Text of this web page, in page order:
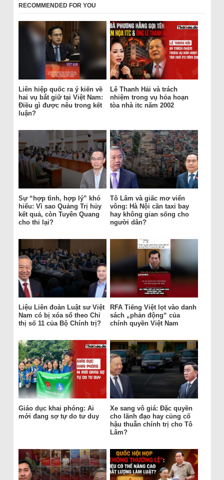
RECOMMENDED FOR YOU
Liên hiệp quốc ra ý kiến về
hai vụ bắt giữ tại Việt Nam:
Điều gì được nêu trong kết
luận?
Lê Thanh Hải và trách
nhiệm trong vụ hỏa hoạn
tòa nhà itc năm 2002
Sự “hợp tình, hợp lý” khó
hiểu: Vì sao Quảng Trị hủy
kết quả, còn Tuyên Quang
cho thi lại?
Tô Lâm và giấc mơ viển
vông: Hà Nội cần taxi bay
hay không gian sống cho
người dân?
Liệu Liên đoàn Luật sư Việt
Nam có bị xóa sổ theo Chỉ
thị số 11 của Bộ Chính trị?
RFA Tiếng Việt lọt vào danh
sách „phản động“ của
chính quyền Việt Nam
Giáo dục khai phóng: Ai
mới đang sợ tự do tư duy
Xe sang vô giá: Đặc quyền
cho lãnh đạo hay củng cố
hậu thuẫn chính trị cho Tô
Lâm?